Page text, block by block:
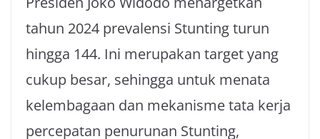
tahun 2024 prevalensi Stunting turun
hingga 144. Ini merupakan target yang
cukup besar, sehingga untuk menata
kelembagaan dan mekanisme tata kerja
percepatan penurunan Stunting,